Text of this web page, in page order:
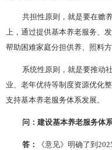
共担性原则，就是要在赡
上，通过提供基本养老服务、
帮助困难家庭分担供养、照料方
系统性原则，就是要推动
业、老年优待等制度资源优化
支持基本养老服务体系发展。
问：建设基本养老服务体
答： 《意见》明确了到